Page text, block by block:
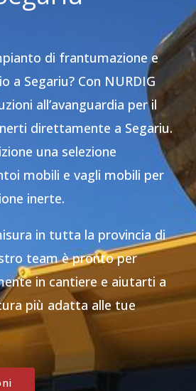
di frantumazione e
a Segariu? Con NURDIG
all’avanguardia per il
direttamente a Segariu.
una selezione
mobili e vagli mobili per
inerte.
in tutta la provincia di
team è pronto per
in cantiere e aiutarti a
più adatta alle tue